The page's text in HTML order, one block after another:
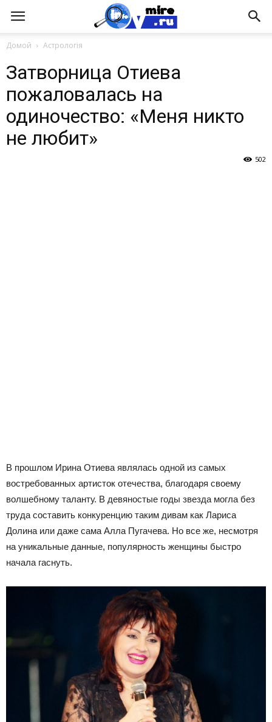
Домой Астрологія
Затворница Отиева
пожаловалась на
одиночество: «Меня никто
не любит»
502
В прошлом Ирина Отиева являлась одной из самых
востребованных артисток отечества, благодаря своему
волшебному таланту. В девяностые годы звезда могла без
труда составить конкуренцию таким дивам как Лариса
Долина или даже сама Алла Пугачева. Но все же, несмотря
на уникальные данные, популярность женщины быстро
начала гаснуть.